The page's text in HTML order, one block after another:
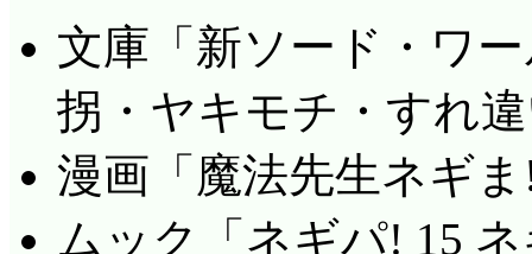
文庫「新ソード・ワ
拐・ヤキモチ・すれ
漫画「魔法先生ネギ
ムック「ネギパ! 15